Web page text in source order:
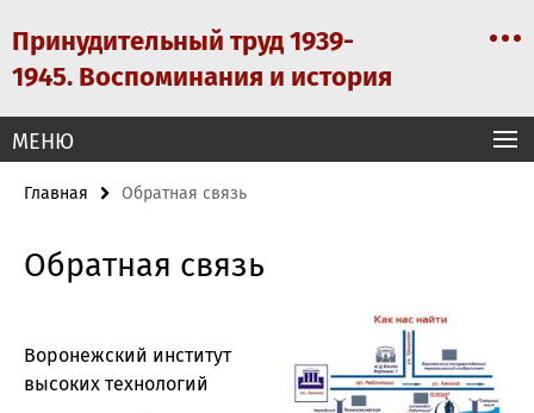
direkt
zu
Принудительный труд 1939-
1945. Воспоминания и история
Сервисная
навигация
MEНЮ
Главная Обратная связь
Обратная связь
Воронежский институт
высоких технологий